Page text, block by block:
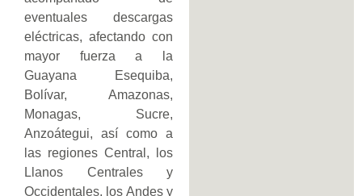
eventuales descargas
eléctricas, afectando con
mayor fuerza a la
Guayana Esequiba,
Bolívar, Amazonas,
Monagas, Sucre,
Anzoátegui, así como a
las regiones Central, los
Llanos Centrales y
Occidentales, los Andes y